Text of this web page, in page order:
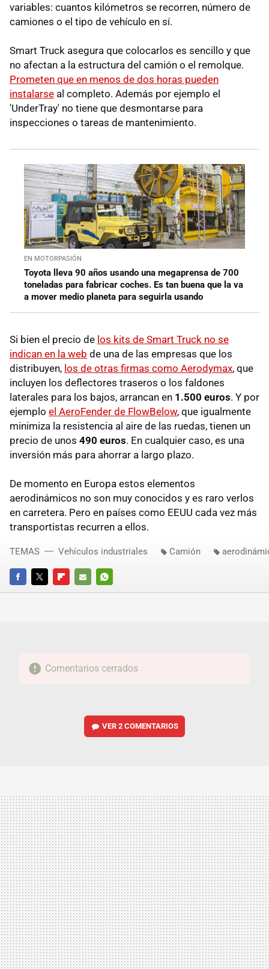
variables: cuantos kilómetros se recorren, número de
camiones o el tipo de vehículo en sí.
Smart Truck asegura que colocarlos es sencillo y que
no afectan a la estructura del camión o el remolque.
Prometen que en menos de dos horas pueden
instalarse al completo. Además por ejemplo el
'UnderTray' no tiene que desmontarse para
inspecciones o tareas de mantenimiento.
EN MOTORPASIÓN
Toyota lleva 90 años usando una megaprensa de 700
toneladas para fabricar coches. Es tan buena que la va
a mover medio planeta para seguirla usando
Si bien el precio de los kits de Smart Truck no se
indican en la web de una de las empresas que los
distribuyen, los de otras firmas como Aerodymax, que
incluyen los deflectores traseros o los faldones
laterales para los bajos, arrancan en 1.500 euros. Y por
ejemplo el AeroFender de FlowBelow, que igualmente
minimiza la resistencia al aire de las ruedas, tienen un
precio de unos 490 euros. En cualquier caso, es una
inversión más para ahorrar a largo plazo.
De momento en Europa estos elementos
aerodinámicos no son muy conocidos y es raro verlos
en carretera. Pero en países como EEUU cada vez más
transportistas recurren a ellos.
FACEBOOKTWITTERFLIPBOARD
E-
WHATSAPP
TEMAS Vehículos industriales Camión
Comentarios cerrados
VER2 COMENTARIOS